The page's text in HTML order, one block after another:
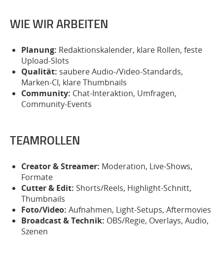
WIE WIR ARBEITEN
Planung: Redaktionskalender, klare Rollen, feste
Upload-Slots
Qualität: saubere Audio-/Video-Standards,
Marken-CI, klare Thumbnails
Community: Chat-Interaktion, Umfragen,
Community-Events
TEAMROLLEN
Creator & Streamer: Moderation, Live-Shows,
Formate
Cutter & Edit: Shorts/Reels, Highlight-Schnitt,
Thumbnails
Foto/Video: Aufnahmen, Light-Setups, Aftermovies
Broadcast & Technik: OBS/Regie, Overlays, Audio,
Szenen